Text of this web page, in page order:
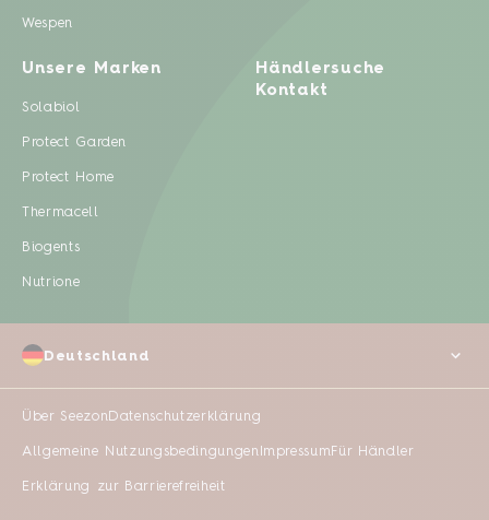
Wespen
Unsere Marken
Solabiol
Protect Garden
Protect Home
Thermacell
Biogents
Nutrione
Händlersuche
Kontakt
Über SeezonDatenschutzerklärung
Allgemeine Nutzungsbedingungen ImpressumFür Händler
Erklärung zur Barrierefreiheit
Deutschland